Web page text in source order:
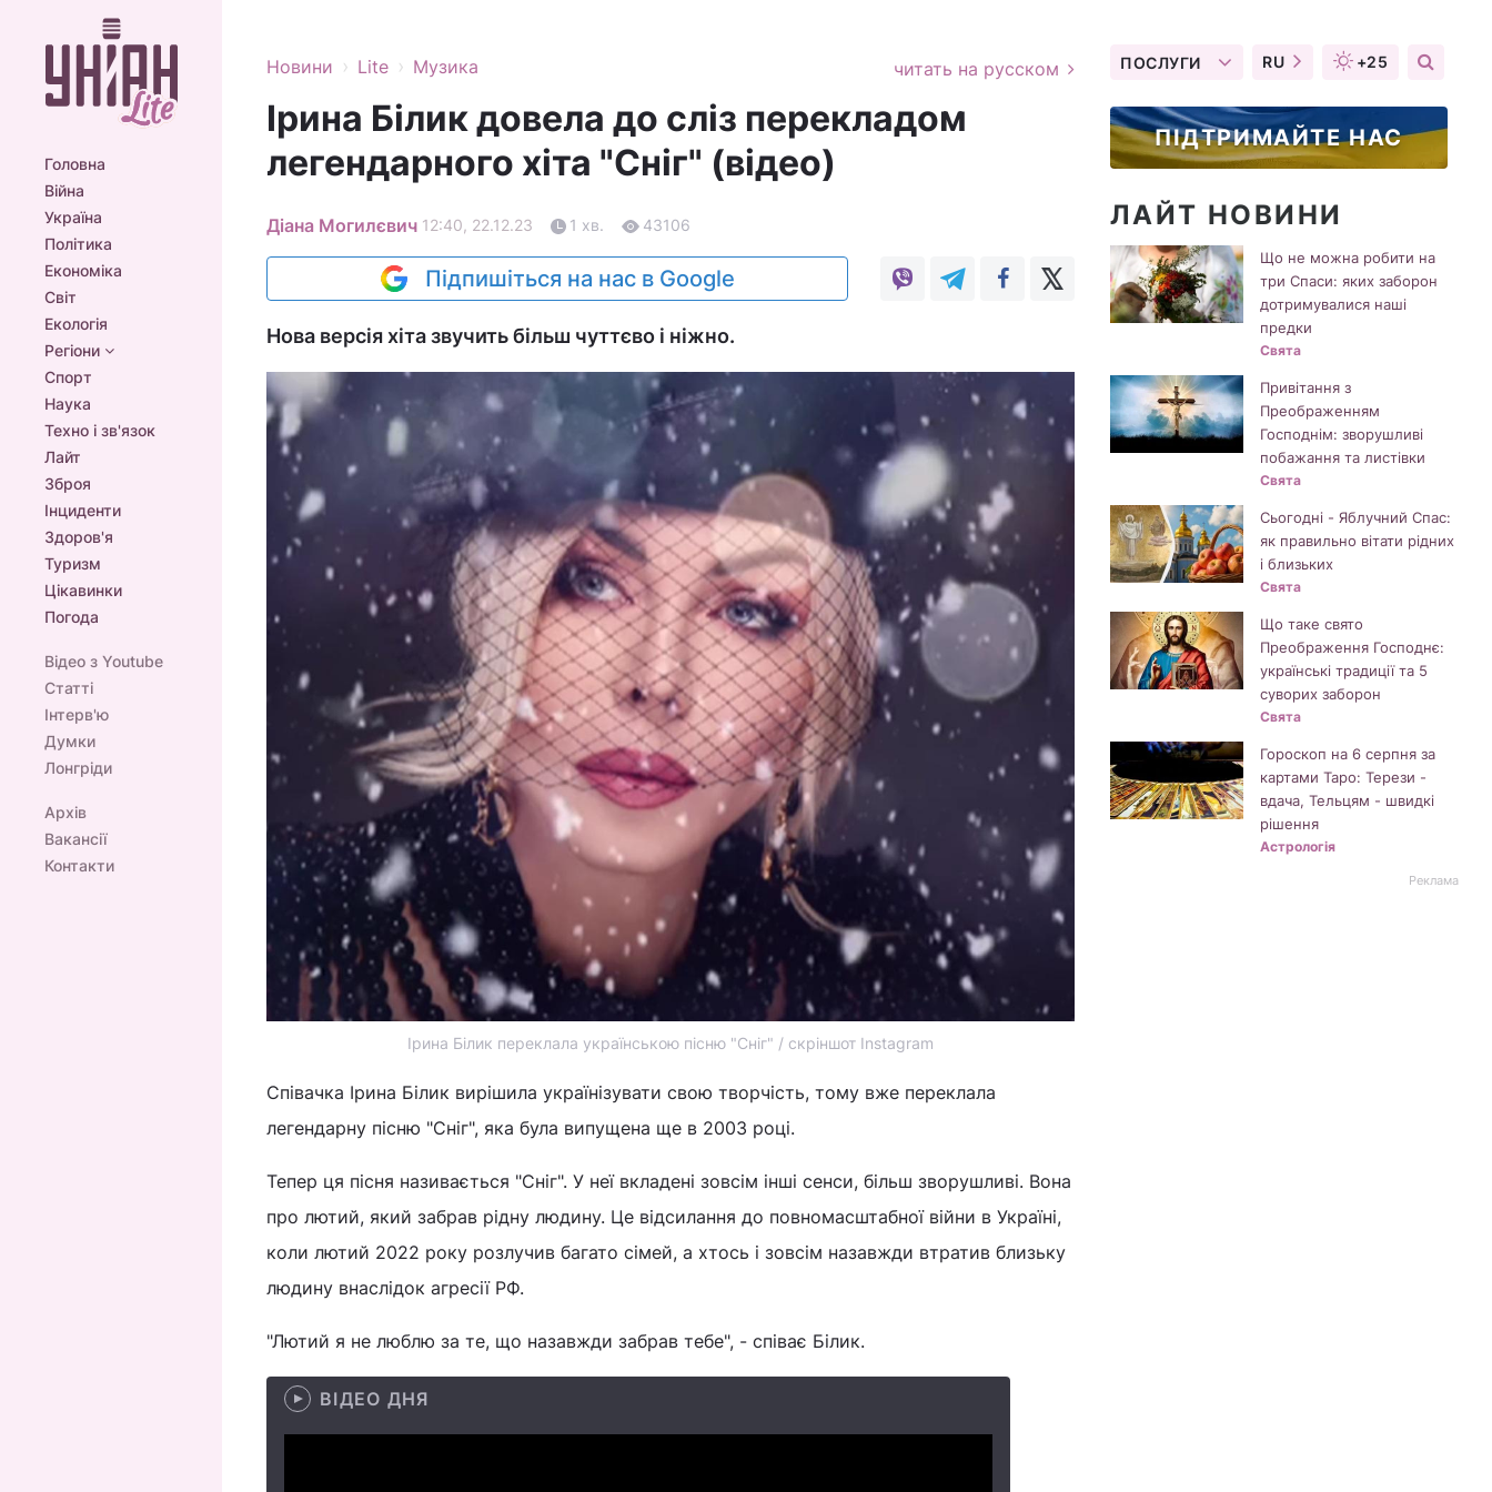
Головна
Війна
Україна
Політика
Економіка
Світ
Екологія
Регіони
Спорт
Наука
Техно і зв'язок
Лайт
Зброя
Інциденти
Здоров'я
Туризм
Цікавинки
Погода
Відео з Youtube
Статті
Інтерв'ю
Думки
Лонгріди
Архів
Вакансії
Контакти
Новини › Lite › Музика читать на русском
Ірина Білик довела до сліз перекладом
легендарного хіта "Сніг" (відео)
Діана Могилєвич 12:40, 22.12.23 1 хв. 43106
Підпишіться на нас в Google
Нова версія хіта звучить більш чуттєво і ніжно.
Ірина Білик переклала українською пісню "Сніг" / скріншот Instagram
Співачка Ірина Білик вирішила українізувати свою творчість, тому вже переклала
легендарну пісню "Сніг", яка була випущена ще в 2003 році.
Тепер ця пісня називається "Сніг". У неї вкладені зовсім інші сенси, більш зворушливі. Вона
про лютий, який забрав рідну людину. Це відсилання до повномасштабної війни в Україні,
коли лютий 2022 року розлучив багато сімей, а хтось і зовсім назавжди втратив близьку
людину внаслідок агресії РФ.
"Лютий я не люблю за те, що назавжди забрав тебе", - співає Білик.
ВІДЕО ДНЯ
ПОСЛУГИ RU +25
ПІДТРИМАЙТЕ НАС
ЛАЙТ НОВИНИ
Що не можна робити на
три Спаси: яких заборон
дотримувалися наші
предки
Свята
Привітання з
Преображенням
Господнім: зворушливі
побажання та листівки
Свята
Сьогодні - Яблучний Спас:
як правильно вітати рідних
і близьких
Свята
Що таке свято
Преображення Господнє:
українські традиції та 5
суворих заборон
Свята
Гороскоп на 6 серпня за
картами Таро: Терези -
вдача, Тельцям - швидкі
рішення
Астрологія
Реклама